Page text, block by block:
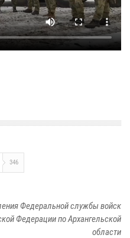
346
Федеральной службы войск
Федерации по Архангельской
области